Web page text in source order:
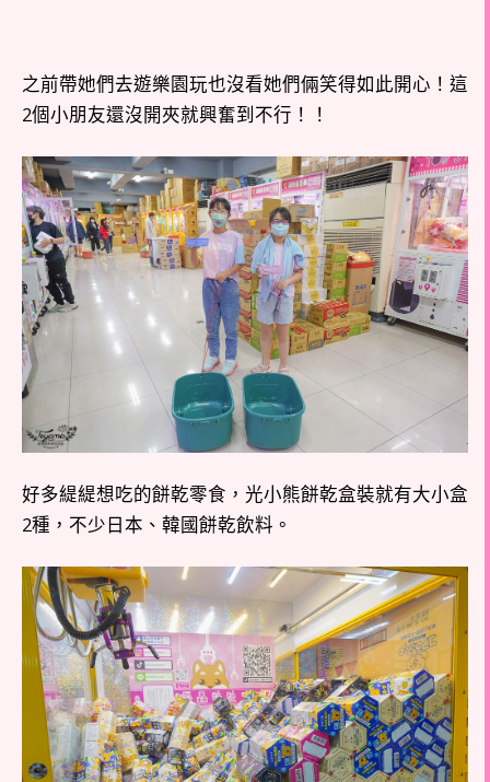
之前帶她們去遊樂園玩也沒看她們倆笑得如此開心！這
2個小朋友還沒開夾就興奮到不行！！
好多緹緹想吃的餅乾零食，光小熊餅乾盒裝就有大小盒
2種，不少日本、韓國餅乾飲料。